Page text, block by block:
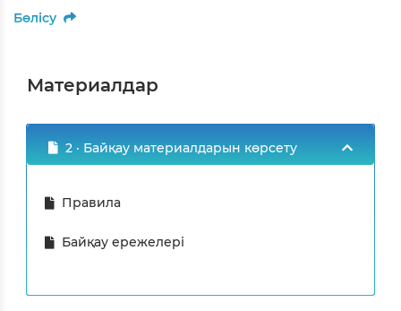
Бөлісу
Материалдар
2 · Байқау материалдарын көрсету
Правила
Байқау ережелері